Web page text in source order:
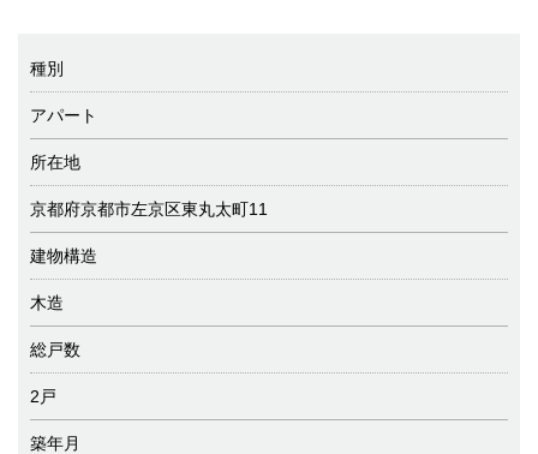
種別
アパート
所在地
京都府京都市左京区東丸太町11
建物構造
木造
総戸数
2戸
築年月